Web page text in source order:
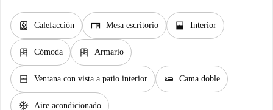
water_heater Calefacción desk Mesa escritorio window_open Interior
dresser Cómoda dresser Armario
window_closed Ventana con vista a patio interior airline_seat_flat Cama doble
ac_unit Aire acondicionado